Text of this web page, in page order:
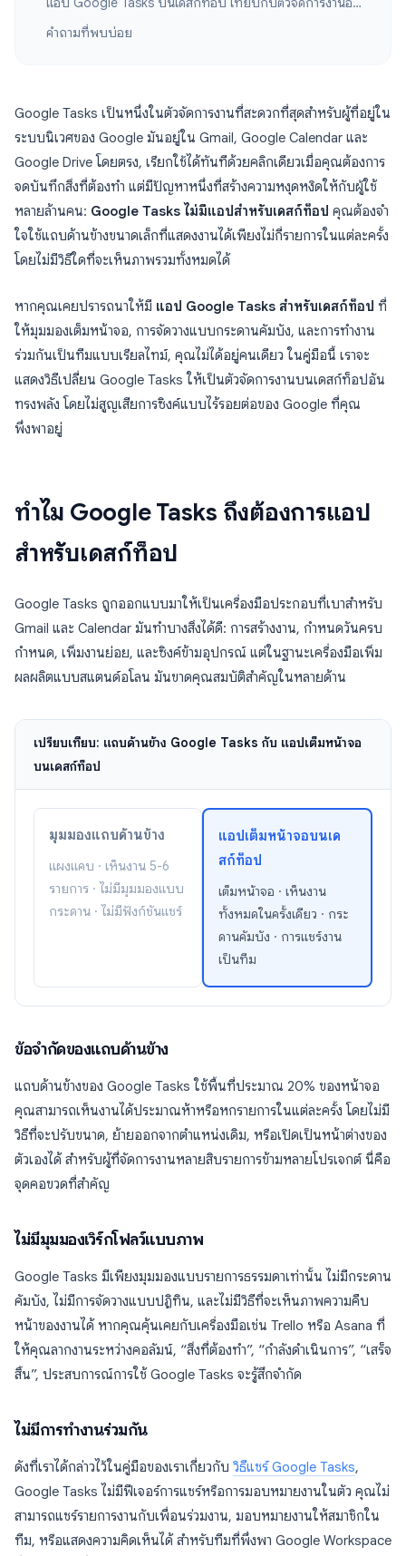
คำถามที่พบบ่อย
Google Tasks เป็นหนึ่งในตัวจัดการงานที่สะดวกที่สุดสำหรับผู้ที่อยู่ใน
ระบบนิเวศของ Google มันอยู่ใน Gmail, Google Calendar และ
Google Drive โดยตรง, เรียกใช้ได้ทันทีด้วยคลิกเดียวเมื่อคุณต้องการ
จดบันทึกสิ่งที่ต้องทำ แต่มีปัญหาหนึ่งที่สร้างความหงุดหงิดให้กับผู้ใช้
หลายล้านคน: Google Tasks ไม่มีแอปสำหรับเดสก์ท็อป คุณต้องจำ
ใจใช้แถบด้านข้างขนาดเล็กที่แสดงงานได้เพียงไม่กี่รายการในแต่ละครั้ง
โดยไม่มีวิธีใดที่จะเห็นภาพรวมทั้งหมดได้
หากคุณเคยปรารถนาให้มี แอป Google Tasks สำหรับเดสก์ท็อป ที่
ให้มุมมองเต็มหน้าจอ, การจัดวางแบบกระดานคัมบัง, และการทำงาน
ร่วมกันเป็นทีมแบบเรียลไทม์, คุณไม่ได้อยู่คนเดียว ในคู่มือนี้ เราจะ
แสดงวิธีเปลี่ยน Google Tasks ให้เป็นตัวจัดการงานบนเดสก์ท็อปอัน
ทรงพลัง โดยไม่สูญเสียการซิงค์แบบไร้รอยต่อของ Google ที่คุณ
พึ่งพาอยู่
ทำไม Google Tasks ถึงต้องการแอป
สำหรับเดสก์ท็อป
Google Tasks ถูกออกแบบมาให้เป็นเครื่องมือประกอบที่เบาสำหรับ
Gmail และ Calendar มันทำบางสิ่งได้ดี: การสร้างงาน, กำหนดวันครบ
กำหนด, เพิ่มงานย่อย, และซิงค์ข้ามอุปกรณ์ แต่ในฐานะเครื่องมือเพิ่ม
ผลผลิตแบบสแตนด์อโลน มันขาดคุณสมบัติสำคัญในหลายด้าน
เปรียบเทียบ: แถบด้านข้าง Google Tasks กับ แอปเต็มหน้าจอ
บนเดสก์ท็อป
มุมมองแถบด้านข้าง
แผงแคบ · เห็นงาน 5-6
รายการ · ไม่มีมุมมองแบบ
กระดาน · ไม่มีฟังก์ชันแชร์
แอปเต็มหน้าจอบนเด
สก์ท็อป
เต็มหน้าจอ · เห็นงาน
ทั้งหมดในครั้งเดียว · กระ
ดานคัมบัง · การแชร์งาน
เป็นทีม
ข้อจำกัดของแถบด้านข้าง
แถบด้านข้างของ Google Tasks ใช้พื้นที่ประมาณ 20% ของหน้าจอ
คุณสามารถเห็นงานได้ประมาณห้าหรือหกรายการในแต่ละครั้ง โดยไม่มี
วิธีที่จะปรับขนาด, ย้ายออกจากตำแหน่งเดิม, หรือเปิดเป็นหน้าต่างของ
ตัวเองได้ สำหรับผู้ที่จัดการงานหลายสิบรายการข้ามหลายโปรเจกต์ นี่คือ
จุดคอขวดที่สำคัญ
ไม่มีมุมมองเวิร์กโฟลว์แบบภาพ
Google Tasks มีเพียงมุมมองแบบรายการธรรมดาเท่านั้น ไม่มีกระดาน
คัมบัง, ไม่มีการจัดวางแบบปฏิทิน, และไม่มีวิธีที่จะเห็นภาพความคืบ
หน้าของงานได้ หากคุณคุ้นเคยกับเครื่องมือเช่น Trello หรือ Asana ที่
ให้คุณลากงานระหว่างคอลัมน์, “สิ่งที่ต้องทำ”, “กำลังดำเนินการ”, “เสร็จ
สิ้น”, ประสบการณ์การใช้ Google Tasks จะรู้สึกจำกัด
ไม่มีการทำงานร่วมกัน
ดังที่เราได้กล่าวไว้ในคู่มือของเราเกี่ยวกับ วิธีแชร์ Google Tasks,
Google Tasks ไม่มีฟีเจอร์การแชร์หรือการมอบหมายงานในตัว คุณไม่
สามารถแชร์รายการงานกับเพื่อนร่วมงาน, มอบหมายงานให้สมาชิกใน
ทีม, หรือแสดงความคิดเห็นได้ สำหรับทีมที่พึ่งพา Google Workspace